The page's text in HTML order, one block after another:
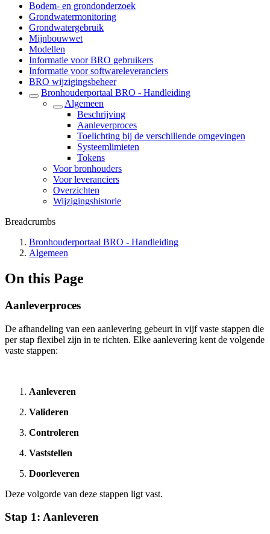
Bodem- en grondonderzoek
Grondwatermonitoring
Grondwatergebruik
Mijnbouwwet
Modellen
Informatie voor BRO gebruikers
Informatie voor softwareleveranciers
BRO wijzigingsbeheer
Bronhouderportaal BRO - Handleiding
Algemeen
Beschrijving
Aanleverproces
Toelichting bij de verschillende omgevingen
Systeemlimieten
Tokens
Voor bronhouders
Voor leveranciers
Overzichten
Wijzigingshistorie
Breadcrumbs
Bronhouderportaal BRO - Handleiding
Algemeen
On this Page
Aanleverproces
De afhandeling van een aanlevering gebeurt in vijf vaste stappen die
per stap flexibel zijn in te richten. Elke aanlevering kent de volgende
vaste stappen:
Aanleveren
Valideren
Controleren
Vaststellen
Doorleveren
Deze volgorde van deze stappen ligt vast.
Stap 1: Aanleveren